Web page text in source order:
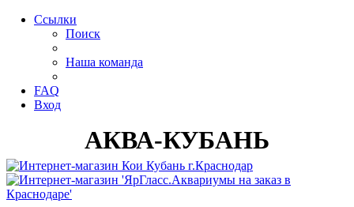
Ссылки
Поиск
Наша команда
FAQ
Вход
АКВА-КУБАНЬ